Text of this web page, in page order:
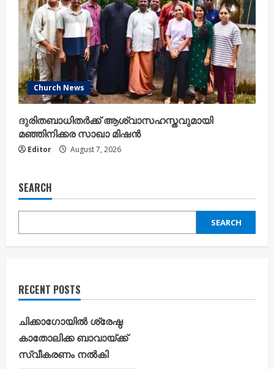
Church News
ദുരിതബാധിതർക്ക് ആശ്വാസഹസ്തവുമായി
മഞ്ഞിനിക്കര സാഖാ മിഷൻ
Editor August 7, 2026
SEARCH
SEARCH
RECENT POSTS
ചിക്കാഗോയിൽ ശ്രേഷ്ഠ
കാതോലിക്ക ബാവായ്ക്ക്
സ്വീകരണം നൽകി